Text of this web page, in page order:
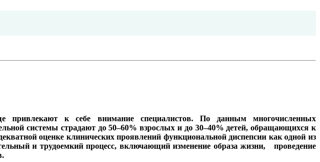
привлекают к себе внимание специалистов. По данным многочисленных
системы страдают до 50–60% взрослых и до 30–40% детей, обращающихся к
оценке клинических проявлений функциональной диспепсии как одной из
и трудоемкий процесс, включающий изменение образа жизни, проведение